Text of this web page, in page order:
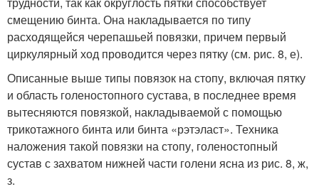
смещению бинта. Она накладывается по типу
расходящейся черепашьей повязки, причем первый
циркулярный ход проводится через пятку (см. рис. 8, е).
Описанные выше типы повязок на стопу, включая пятку
и область голеностопного сустава, в последнее время
вытесняются повязкой, накладываемой с помощью
трикотажного бинта или бинта «рэтэласт». Техника
наложения такой повязки на стопу, голеностопный
сустав с захватом нижней части голени ясна из рис. 8, ж,
з.